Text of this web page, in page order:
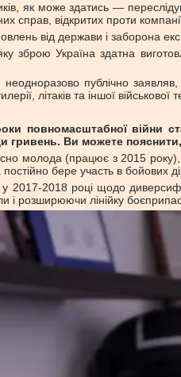
як може здатись —
справ, відкритих проти
від держави і заборона
зброю Україна здатна
публічно
літаків та іншої
повномасштабної війни
гривень. Ви можете
молода (працює з 2015 року),
бере участь в бойових
2017-2018 році щодо
і розширюючи лінійку